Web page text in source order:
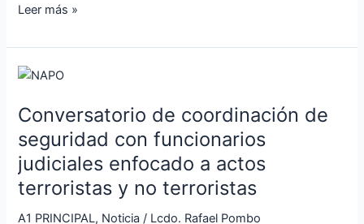
Leer más »
Conversatorio de coordinación de
seguridad con funcionarios
judiciales enfocado a actos
terroristas y no terroristas
A1 PRINCIPAL, Noticia / Lcdo. Rafael Pombo
Conversatorio
coordinación
de
seguridad
con
funcionarios
judiciales